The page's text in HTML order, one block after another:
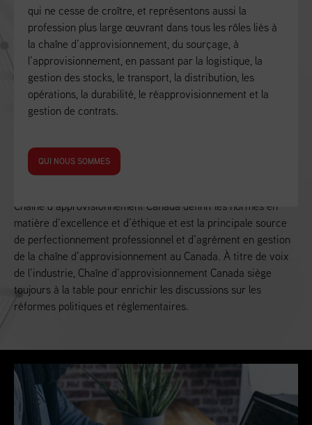
Alimenter la croissance économique du Canada
Chaîne d’approvisionnement Canada définit les normes en
matière d’excellence et d’éthique et est la principale source
de perfectionnement professionnel et d’agrément en gestion
de la chaîne d’approvisionnement au Canada. À titre de voix
de l’industrie, Chaîne d’approvisionnement Canada siège
toujours à la table pour enrichir les discussions sur les
réformes politiques et réglementaires.
qui ne cesse de croître, et représentons aussi la
profession plus large œuvrant dans tous les rôles liés à
la chaîne d’approvisionnement, du sourçage, à
l’approvisionnement, en passant par la logistique, la
gestion des stocks, le transport, la distribution, les
opérations, la durabilité, le réapprovisionnement et la
gestion de contrats.
QUI NOUS SOMMES